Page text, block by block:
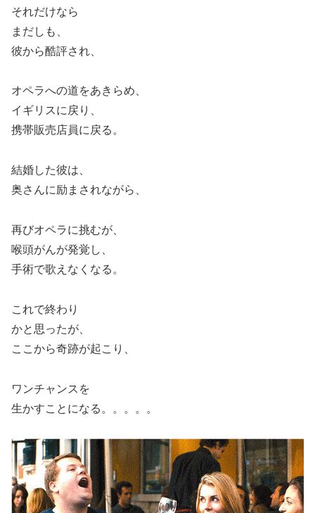
それだけなら
まだしも、
彼から酷評され、
オペラへの道をあきらめ、
イギリスに戻り、
携帯販売店員に戻る。
結婚した彼は、
奥さんに励まされながら、
再びオペラに挑むが、
喉頭がんが発覚し、
手術で歌えなくなる。
これで終わり
かと思ったが、
ここから奇跡が起こり、
ワンチャンスを
生かすことになる。。。。。